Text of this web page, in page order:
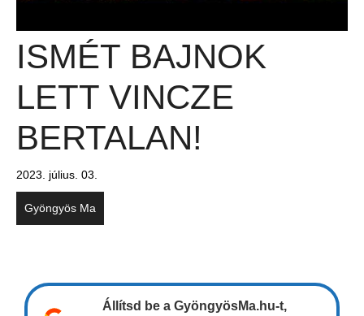
ISMÉT BAJNOK
LETT VINCZE
BERTALAN!
2023. július. 03.
Gyöngyös Ma
Állítsd be a GyöngyösMa.hu-t,